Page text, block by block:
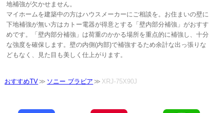
地補強が欠かせません。
マイホームを建築中の方はハウスメーカーにご相談を。お住まいの壁に
下地補強が無い方はカトー電器が得意とする「壁内部分補強」がおすす
めです。「壁内部分補強」は荷重のかかる場所を重点的に補強し、十分
な強度を確保します。壁の内側(内部)で補強するため余計な出っ張りな
どもなく、見た目も美しく仕上がります。
おすすめTV ソニー ブラビア XRJ-75X90J